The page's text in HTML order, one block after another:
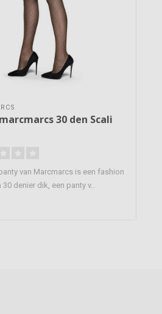
30 den Scali
van Marcmarcs is een fashion
30 denier dik, een panty v..